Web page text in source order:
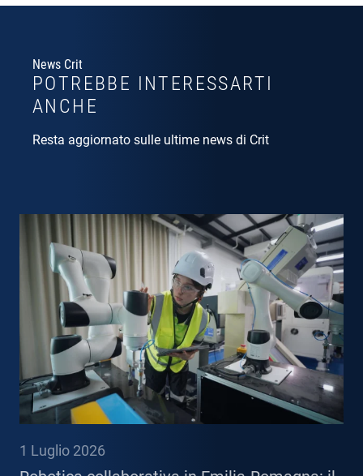
News Crit
POTREBBE INTERESSARTI
ANCHE
Resta aggiornato sulle ultime news di Crit
1 Luglio 2026